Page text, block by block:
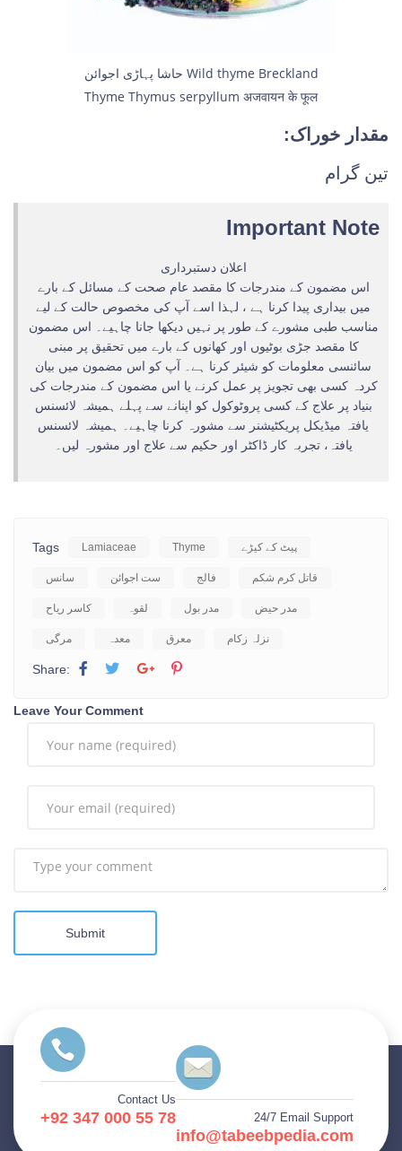
حاشا پہاڑی اجوائن Wild thyme Breckland
Thyme Thymus serpyllum अजवायन के फूल
مقدار خوراک:
تین گرام
Important Note
اعلان دستبرداری
اس مضمون کے مندرجات کا مقصد عام صحت کے مسائل کے بارے
میں بیداری پیدا کرنا ہے ، لہذا اسے آپ کی مخصوص حالت کے لیے
مناسب طبی مشورے کے طور پر نہیں دیکھا جانا چاہیے۔ اس مضمون
کا مقصد جڑی بوٹیوں اور کھانوں کے بارے میں تحقیق پر مبنی
سائنسی معلومات کو شیئر کرنا ہے۔ آپ کو اس مضمون میں بیان
کردہ کسی بھی تجویز پر عمل کرنے یا اس مضمون کے مندرجات کی
بنیاد پر علاج کے کسی پروٹوکول کو اپنانے سے پہلے ہمیشہ لائسنس
یافتہ میڈیکل پریکٹیشنر سے مشورہ کرنا چاہیے۔ ہمیشہ لائسنس
یافتہ، تجربہ کار ڈاکٹر اور حکیم سے علاج اور مشورہ لیں۔
Tags Lamiaceae Thyme پیٹ کے کیڑے
سانس ست اجوائن فالج قاتل کرم شکم
کاسر ریاح لقوہ مدر بول مدر حیض
مرگی معدہ معرق نزلہ زکام
Share:
Leave Your Comment
Submit
Contact Us
+92 347 000 55 78 24/7 Email Support
info@tabeebpedia.com